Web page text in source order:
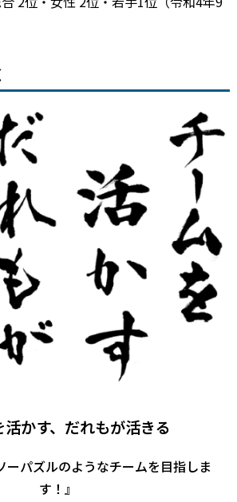
活かす、だれもが活きる
ーパズルのようなチームを目指しま
す！』